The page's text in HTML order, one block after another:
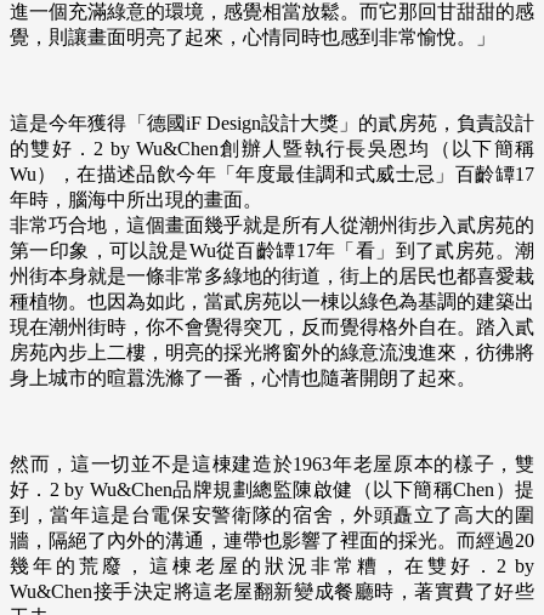
進一個充滿綠意的環境，感覺相當放鬆。而它那回甘甜甜的感
覺，則讓畫面明亮了起來，心情同時也感到非常愉悅。」
這是今年獲得「德國iF Design設計大獎」的貳房苑，負責設計
的雙好．2 by Wu&Chen創辦人暨執行長吳恩均（以下簡稱
Wu），在描述品飲今年「年度最佳調和式威士忌」百齡罈17
年時，腦海中所出現的畫面。
非常巧合地，這個畫面幾乎就是所有人從潮州街步入貳房苑的
第一印象，可以說是Wu從百齡罈17年「看」到了貳房苑。潮
州街本身就是一條非常多綠地的街道，街上的居民也都喜愛栽
種植物。也因為如此，當貳房苑以一棟以綠色為基調的建築出
現在潮州街時，你不會覺得突兀，反而覺得格外自在。踏入貳
房苑內步上二樓，明亮的採光將窗外的綠意流洩進來，彷彿將
身上城市的暄囂洗滌了一番，心情也隨著開朗了起來。
然而，這一切並不是這棟建造於1963年老屋原本的樣子，雙
好．2 by Wu&Chen品牌規劃總監陳啟健（以下簡稱Chen）提
到，當年這是台電保安警衛隊的宿舍，外頭矗立了高大的圍
牆，隔絕了內外的溝通，連帶也影響了裡面的採光。而經過20
幾年的荒廢，這棟老屋的狀況非常糟，在雙好．2 by
Wu&Chen接手決定將這老屋翻新變成餐廳時，著實費了好些